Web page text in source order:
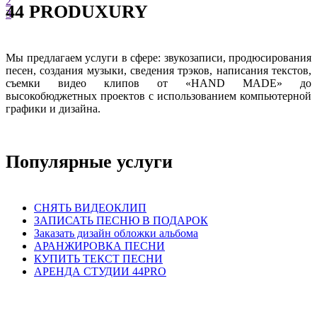
volume_off
play_circle_filled
volume_up
volume_off
3
44 PRODUXURY
Мы предлагаем услуги в сфере: звукозаписи, продюсирования
песен, создания музыки, сведения трэков, написания текстов,
съемки видео клипов от «HAND MADE» до
высокобюджетных проектов с использованием компьютерной
графики и дизайна.
Популярные услуги
СНЯТЬ ВИДЕОКЛИП
ЗАПИСАТЬ ПЕСНЮ В ПОДАРОК
Заказать дизайн обложки альбома
АРАНЖИРОВКА ПЕСНИ
КУПИТЬ ТЕКСТ ПЕСНИ
АРЕНДА СТУДИИ 44PRO